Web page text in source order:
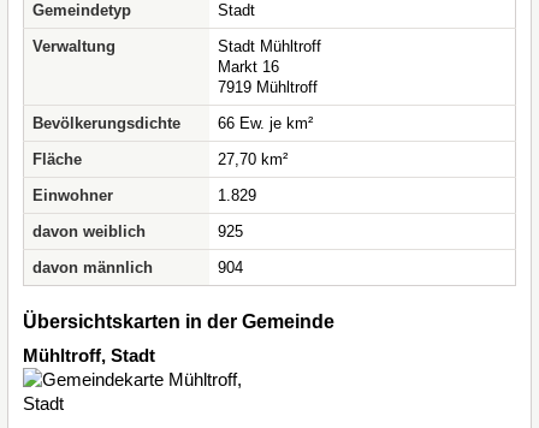
Gemeindetyp
Stadt
Verwaltung
Stadt Mühltroff
Markt 16
7919 Mühltroff
Bevölkerungsdichte
66 Ew. je km²
Fläche
27,70 km²
Einwohner
1.829
davon weiblich
925
davon männlich
904
Übersichtskarten in der Gemeinde
Mühltroff, Stadt